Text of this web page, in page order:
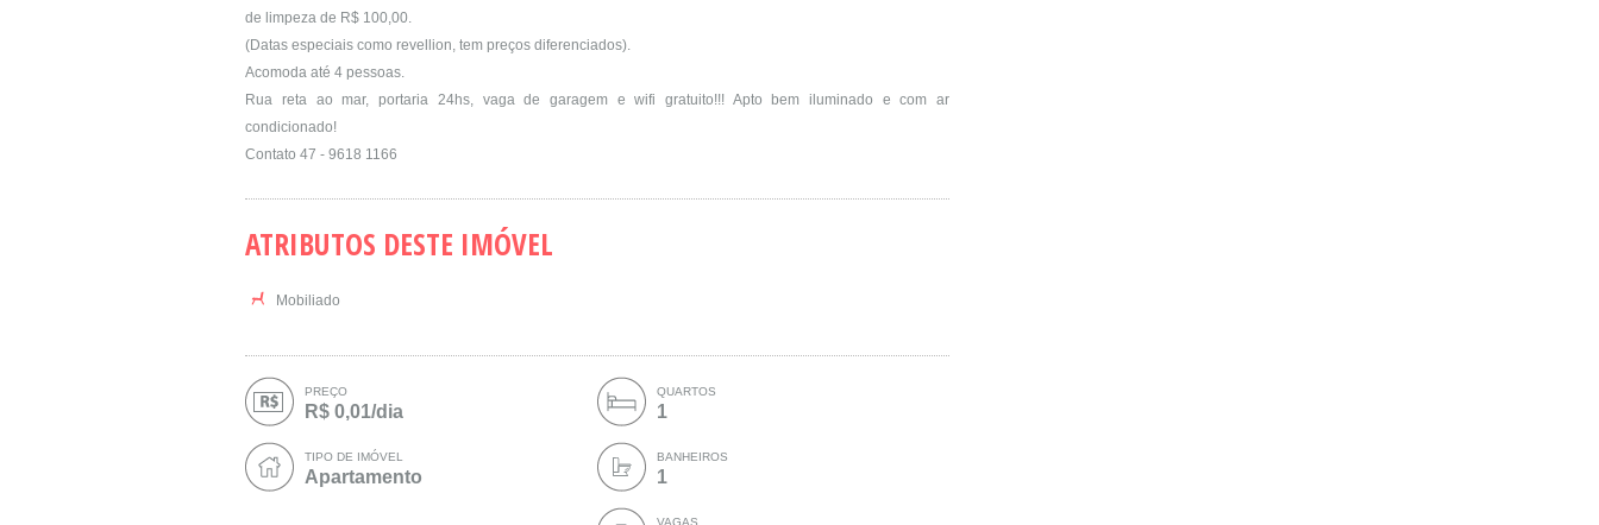
de limpeza de R$ 100,00.
(Datas especiais como revellion, tem preços diferenciados).
Acomoda até 4 pessoas.
Rua reta ao mar, portaria 24hs, vaga de garagem e wifi gratuito!!! Apto bem iluminado e com ar
condicionado!
Contato 47 - 9618 1166
ATRIBUTOS DESTE IMÓVEL
Mobiliado
PREÇO
R$ 0,01/dia
TIPO DE IMÓVEL
Apartamento
QUARTOS
1
BANHEIROS
1
VAGAS